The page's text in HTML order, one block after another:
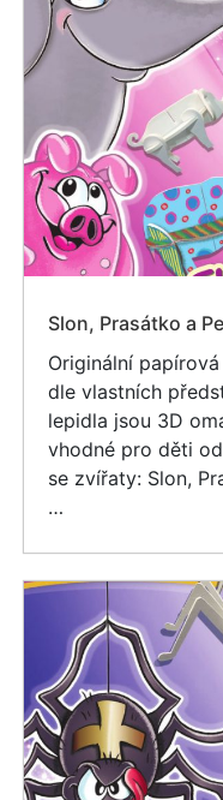
Slon, Prasátko a
Originální
dle vlastních
lepidla jsou 3D
vhodné pro děti
se zvířaty: Slon,
…